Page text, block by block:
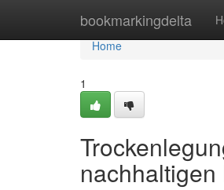
bookmarkingdelta
Home
Home
1